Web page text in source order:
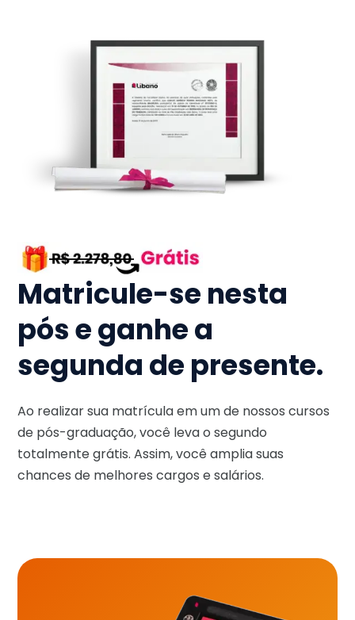
Matricule-se nesta
pós e ganhe a
segunda de presente.
Ao realizar sua matrícula em um de nossos cursos
de pós-graduação, você leva o segundo
totalmente grátis. Assim, você amplia suas
chances de melhores cargos e salários.